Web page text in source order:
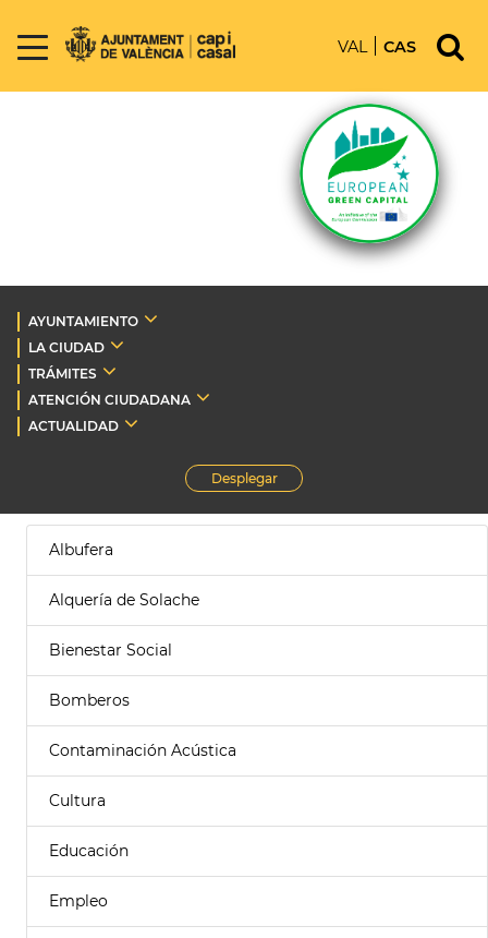
VAL CAS
AYUNTAMIENTO
LA CIUDAD
TRÁMITES
ATENCIÓN CIUDADANA
ACTUALIDAD
Desplegar
Albufera
Alquería de Solache
Bienestar Social
Bomberos
Contaminación Acústica
Cultura
Educación
Empleo